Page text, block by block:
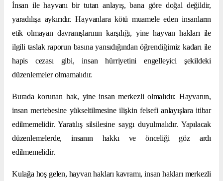
İnsan ile hayvanı bir tutan anlayış, bana göre doğal değildir,
yaradılışa aykırıdır. Hayvanlara kötü muamele eden insanların
etik olmayan davranışlarının karşılığı, yine hayvan hakları ile
ilgili taslak raporun basına yansıdığından öğrendiğimiz kadarı ile
hapis cezası gibi, insan hürriyetini engelleyici şekildeki
düzenlemeler olmamalıdır.
Burada korunan hak, yine insan merkezli olmalıdır. Hayvanın,
insan mertebesine yükseltilmesine ilişkin felsefi anlayışlara itibar
edilmemelidir. Yaratılış silsilesine saygı duyulmalıdır. Yapılacak
düzenlemelerde, insanın hakkı ve önceliği göz ardı
edilmemelidir.
Kulağa hoş gelen, hayvan hakları kavramı, insan hakları merkezli